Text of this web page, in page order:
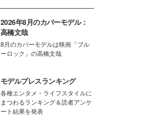
2026年8月のカバーモデル：
高橋文哉
8月のカバーモデルは映画「ブル
ーロック」の高橋文哉
モデルプレスランキング
各種エンタメ・ライフスタイルに
まつわるランキング＆読者アンケ
ート結果を発表